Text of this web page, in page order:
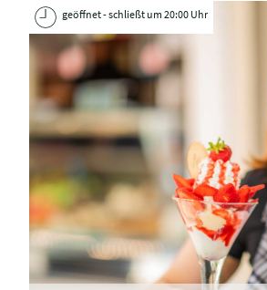
geöffnet - schließt um 20:00 Uhr